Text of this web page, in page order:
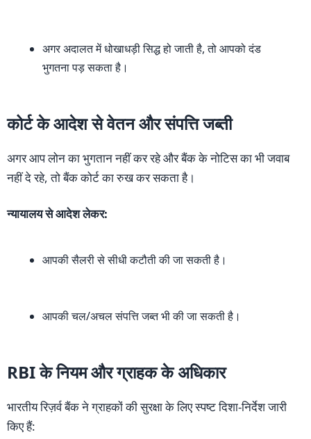
अगर अदालत में धोखाधड़ी सिद्ध हो जाती है, तो आपको दंड
भुगतना पड़ सकता है।
कोर्ट के आदेश से वेतन और संपत्ति जब्ती
अगर आप लोन का भुगतान नहीं कर रहे और बैंक के नोटिस का भी जवाब
नहीं दे रहे, तो बैंक कोर्ट का रुख कर सकता है।
न्यायालय से आदेश लेकर:
आपकी सैलरी से सीधी कटौती की जा सकती है।
आपकी चल/अचल संपत्ति जब्त भी की जा सकती है।
RBI के नियम और ग्राहक के अधिकार
भारतीय रिज़र्व बैंक ने ग्राहकों की सुरक्षा के लिए स्पष्ट दिशा-निर्देश जारी
किए हैं: